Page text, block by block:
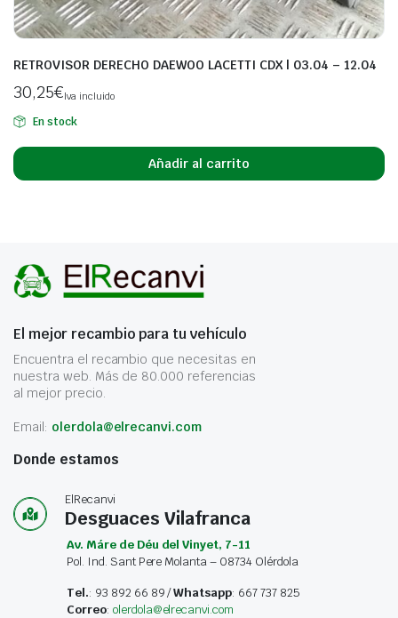
RETROVISOR DERECHO DAEWOO LACETTI CDX | 03.04 – 12.04
30,25€Iva incluido
En stock
Añadir al carrito
El mejor recambio para tu vehículo
Encuentra el recambio que necesitas en
nuestra web. Más de 80.000 referencias
al mejor precio.
Email: olerdola@elrecanvi.com
Donde estamos
ElRecanvi
Desguaces Vilafranca
Av. Máre de Déu del Vinyet, 7-11
Pol. Ind. Sant Pere Molanta – 08734 Olérdola
Tel.: 93 892 66 89 /Whatsapp: 667 737 825
Correo: olerdola@elrecanvi.com